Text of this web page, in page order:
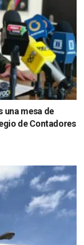
una mesa de
de Contadores